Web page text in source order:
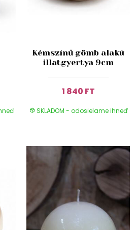
Kémszínű gömb alakú
illatgyertya 9cm
1 840 FT
SKLADOM - odosielame ihneď